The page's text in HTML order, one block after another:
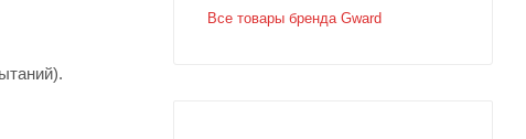
Все товары бренда Gward